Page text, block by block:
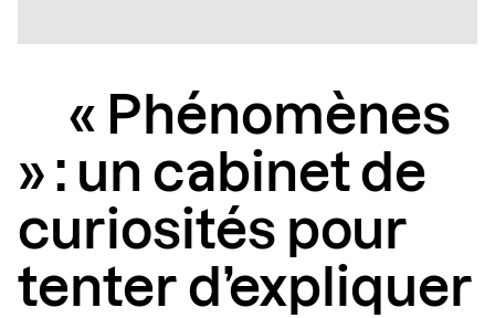
« Phénomènes
» : un cabinet de
curiosités pour
tenter d’expliquer